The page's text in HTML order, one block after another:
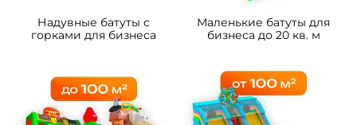
Надувные батуты с
горками для бизнеса
Маленькие батуты для
бизнеса до 20 кв. м